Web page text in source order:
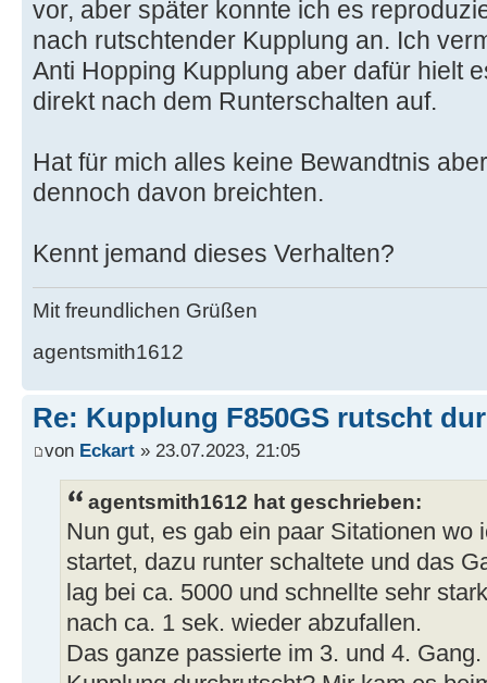
vor, aber später konnte ich es
nach rutschtender Kupplung an. Ich
Anti Hopping Kupplung aber dafür hielt
direkt nach dem Runterschalten auf.
Hat für mich alles keine Bewandtnis
dennoch davon breichten.
Kennt jemand dieses Verhalten?
Mit freundlichen Grüßen
agentsmith1612
Re: Kupplung F850GS rutscht
von Eckart » 23.07.2023, 21:05
agentsmith1612 hat geschrieben:
Nun gut, es gab ein paar Sitationen wo
startet, dazu runter schaltete und das
lag bei ca. 5000 und schnellte sehr
nach ca. 1 sek. wieder abzufallen.
Das ganze passierte im 3. und 4.